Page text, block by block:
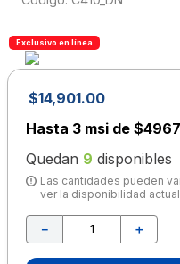
Exclusivo en línea
$14,901.00
Hasta 3 msi de
Quedan 9 disponibles
Las cantidades pueden
ver la disponibilidad
＋
－
colores
6.
boligrafo
7.
lapiz
8.
escritorio
9 .
sacapuntas
10. escolar